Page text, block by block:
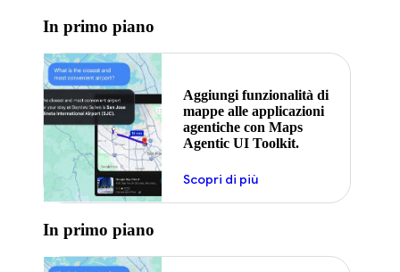
In primo piano
Aggiungi funzionalità di
mappe alle applicazioni
agentiche con Maps
Agentic UI Toolkit.
Scopri di più
In primo piano